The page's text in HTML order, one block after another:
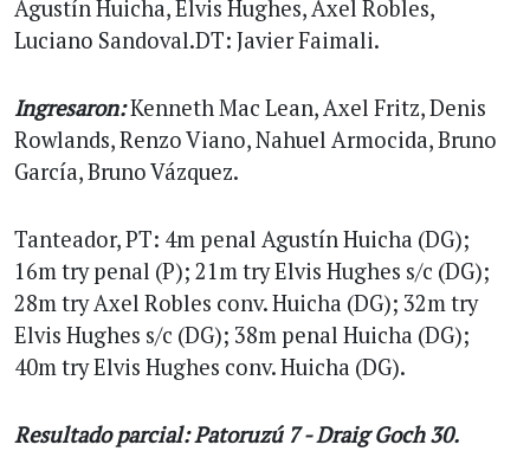
Agustín Huicha, Elvis Hughes, Axel Robles,
Luciano Sandoval.DT: Javier Faimali.
Ingresaron:Kenneth Mac Lean, Axel Fritz, Denis
Rowlands, Renzo Viano, Nahuel Armocida, Bruno
García, Bruno Vázquez.
Tanteador, PT: 4m penal Agustín Huicha (DG);
16m try penal (P); 21m try Elvis Hughes s/c (DG);
28m try Axel Robles conv. Huicha (DG); 32m try
Elvis Hughes s/c (DG); 38m penal Huicha (DG);
40m try Elvis Hughes conv. Huicha (DG).
Resultado parcial: Patoruzú 7 - Draig Goch 30.